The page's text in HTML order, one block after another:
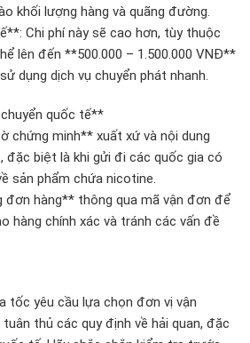
khối lượng hàng và quãng đường.
Chi phí này sẽ cao hơn, tùy thuộc
lên đến **500.000 – 1.500.000 VNĐ**
dụng dịch vụ chuyển phát nhanh.
quốc tế**
chứng minh** xuất xứ và nội dung
đặc biệt là khi gửi đi các quốc gia có
sản phẩm chứa nicotine.
hàng** thông qua mã vận đơn để
hàng chính xác và tránh các vấn đề
tốc yêu cầu lựa chọn đơn vị vận
thủ các quy định về hải quan, đặc